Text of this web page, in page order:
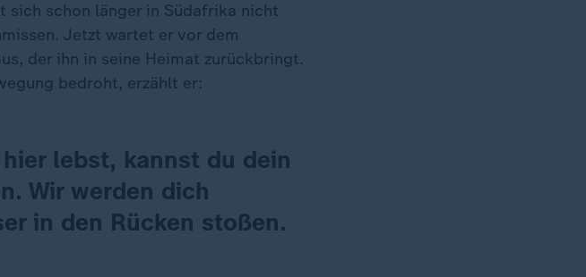
sich schon länger in Südafrika nicht
Jetzt wartet er vor dem
der ihn in seine Heimat zurückbringt.
bedroht, erzählt er:
lebst, kannst du dein
Wir werden dich
in den Rücken stoßen.